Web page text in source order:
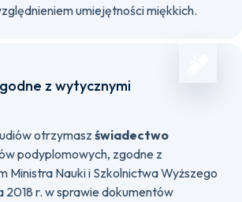
umiejętności miękkich.
z wytycznymi
otrzymasz świadectwo
podyplomowych, zgodne z
Ministra Nauki i Szkolnictwa Wyższego
2018 r. w sprawie dokumentów